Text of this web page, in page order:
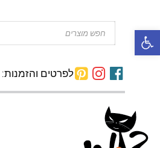
פתח סרגל נגישות
לפרטים והזמנות: 03-6444494